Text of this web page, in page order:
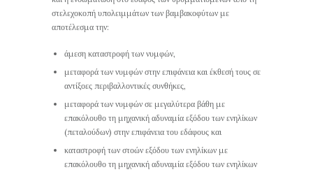
στελεχοκοπή υπολειμμάτων των βαμβακοφύτων με
αποτέλεσμα την:
άμεση καταστροφή των νυμφών,
μεταφορά των νυμφών στην επιφάνεια και έκθεσή τους σε
αντίξοες περιβαλλοντικές συνθήκες,
μεταφορά των νυμφών σε μεγαλύτερα βάθη με
επακόλουθο τη μηχανική αδυναμία εξόδου των ενηλίκων
(πεταλούδων) στην επιφάνεια του εδάφους και
καταστροφή των στοών εξόδου των ενηλίκων με
επακόλουθο τη μηχανική αδυναμία εξόδου των ενηλίκων